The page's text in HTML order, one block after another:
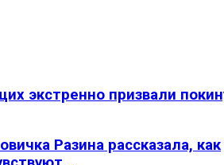
экстренно призвали
Разина рассказала, как